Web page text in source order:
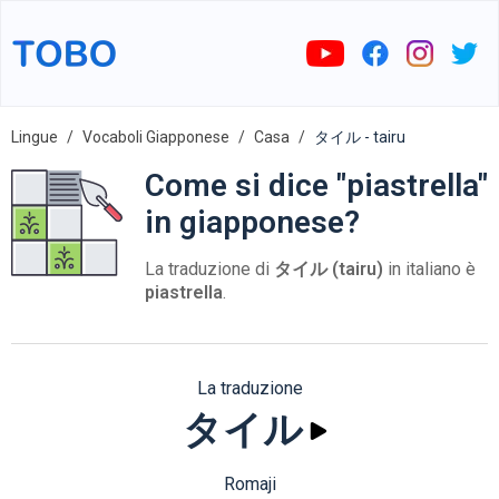
Lingue Vocaboli Giapponese Casa タイル - tairu
Come si dice "piastrella"
in giapponese?
La traduzione di タイル (tairu) in italiano è
piastrella.
La traduzione
タイル
Romaji